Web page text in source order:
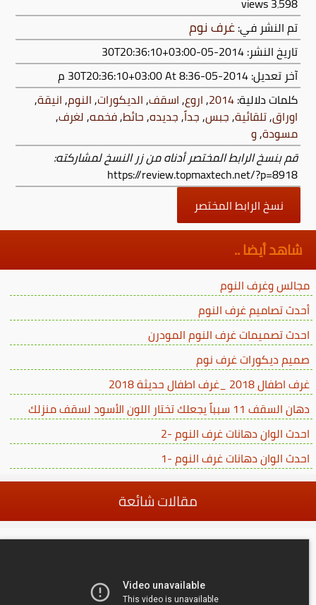
تم النشر في:غرف نوم
تاريخ النشر: 2014-05-30T20:36:10+03:00
آخر تعديل:2014-05-30T20:36:10+03:00
At 8:36 م
كلمات دلالية:2014
,اروع,اسقف,الديكورات,النوم,انيقة,
اوراق,تلقائية,جبس,جداً,جديده,حائط,فخمه,لغرف,
مسودة,و
قم بنسخ الرابط المختصر أدناه من زر النسخ لمشاركته:
https://review.topmaxtech.net/?p=8918
نسخ الرابط المختصر
شاهد أيضا ..
مجالس وغرف النوم
أحدث تصاميم غرف النوم
احدث تصميمات غرف النوم المودرن
صميم ديكورات غرف نوم
غرف اطفال 2018 _غرف اطفال حديثة 2018
دهان السقف 11 سبباً يجعلك تختار اللون الأسود لسقف منزلك
احدث الوان دهانات غرف النوم -2
احدث الوان دهانات غرف النوم -1
مقالات شائعة